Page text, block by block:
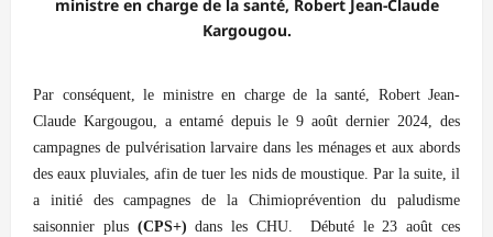
ministre en charge de la santé, Robert Jean-Claude
Kargougou.
Par conséquent, le ministre en charge de la santé, Robert Jean-
Claude Kargougou, a entamé depuis le 9 août dernier 2024, des
campagnes de pulvérisation larvaire dans les ménages et aux abords
des eaux pluviales, afin de tuer les nids de moustique. Par la suite, il
a initié des campagnes de la Chimioprévention du paludisme
saisonnier plus (CPS+) dans les CHU. Débuté le 23 août ces